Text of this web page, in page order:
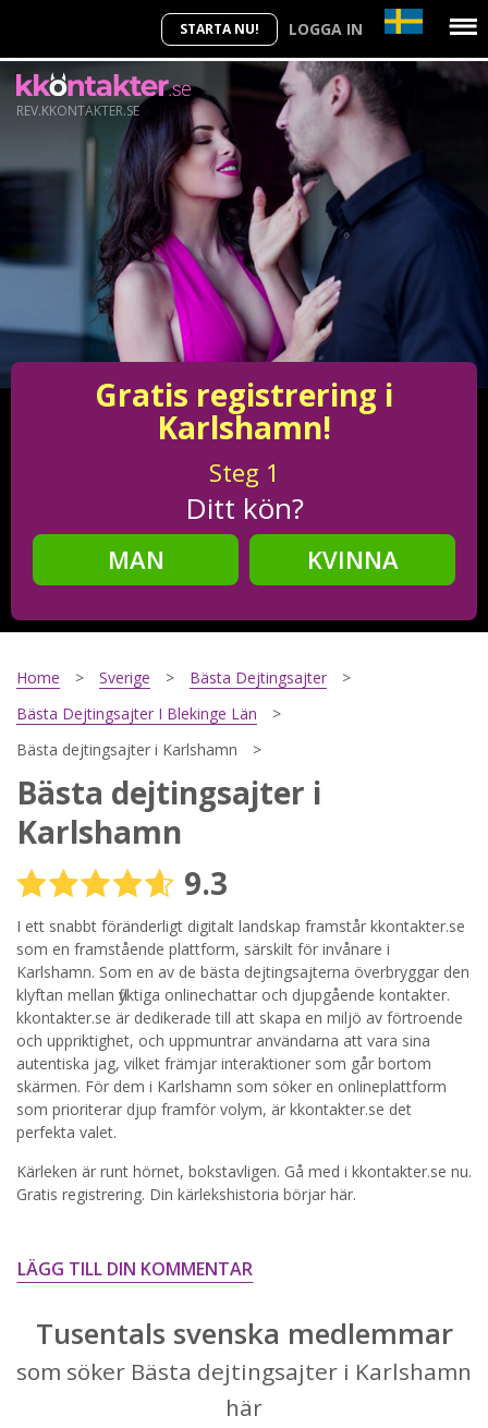
STARTA NU! LOGGA IN
REV.KKONTAKTER.SE
Gratis registrering i
Karlshamn!
Steg 1
Ditt kön?
MAN
KVINNA
Steg2
Steg
Din mailadress?
Sekretesspolicyn. Jag godkänner att ta emot information och
reklam via e-post från hemsidans operatörer. Jag kan dra
tillbaka godkännande när jag vill.
STARTA NU!
Home Sverige
Bästa Dejtingsajter
Bästa Dejtingsajter I Blekinge Län
Bästa dejtingsajter i Karlshamn
Bästa dejtingsajter i
Karlshamn
9.3
I ett snabbt föränderligt digitalt landskap framstår kkontakter.se
som en framstående plattform, särskilt för invånare i
Karlshamn. Som en av de bästa dejtingsajterna överbryggar den
klyftan mellan flyktiga onlinechattar och djupgående kontakter.
kkontakter.se är dedikerade till att skapa en miljö av förtroende
och uppriktighet, och uppmuntrar användarna att vara sina
autentiska jag, vilket främjar interaktioner som går bortom
skärmen. För dem i Karlshamn som söker en onlineplattform
som prioriterar djup framför volym, är kkontakter.se det
perfekta valet.
Kärleken är runt hörnet, bokstavligen. Gå med i kkontakter.se nu.
Gratis registrering. Din kärlekshistoria börjar här.
LÄGG TILL DIN KOMMENTAR
Tusentals svenska medlemmar
som söker Bästa dejtingsajter i Karlshamn
här